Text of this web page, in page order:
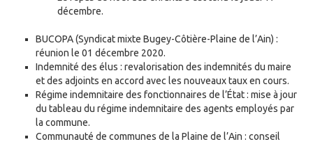
décembre.
BUCOPA (Syndicat mixte Bugey-Côtière-Plaine de l’Ain) :
réunion le 01 décembre 2020.
Indemnité des élus : revalorisation des indemnités du maire
et des adjoints en accord avec les nouveaux taux en cours.
Régime indemnitaire des fonctionnaires de l’État : mise à jour
du tableau du régime indemnitaire des agents employés par
la commune.
Communauté de communes de la Plaine de l’Ain : conseil